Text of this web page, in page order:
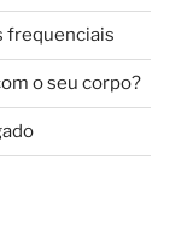
frequenciais
o seu corpo?